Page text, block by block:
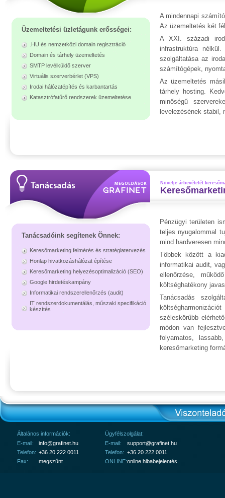
Üzemeltetési üzletágunk erősségei:
.HU és nemzetközi domain regisztráció
Domain és tárhely üzemeltetés
SMTP levélküldő szerver
Virtuális szerverbérlet (VPS)
Irodai hálózatépítés és karbantartás
Katasztrófatűrő rendszerek üzemeltetése
A mindennapi
Az üzemeltetés két
A XXI. századi
infrastruktúra
szolgáltatása az
számítógépek,
Az üzemeltetés
tárhely hosting.
minőségű
levelezésének stabil,
Növelje árbevételét
Tanácsadóink segítenek Önnek:
Keresőmarketing felmérés és stratégiatervezés
Honlap hivatkozáshálózat építése
Keresőmarketing helyezésoptimalizáció (SEO)
Google hirdetéskampány
Informatikai rendszerellenőrzés (audit)
IT rendszerdokumentálás, műszaki specifikáció
készítés
Pénzügyi területen
teljes nyugalommal
mind hardveresen
Többek között a
informatikai audit,
ellenőrzése,
költséghatékony
Tanácsadás
széleskörűbb
módon van
folyamatos,
keresőmarketing
Általános információk:
E-mail:
info@grafinet.hu
Telefon: +36 20 222 0011
Fax:
megszűnt
Ügyfélszolgálat:
E-mail:
support@grafinet.hu
Telefon: +36 20 222 0011
ONLINE:online hibabejelentés